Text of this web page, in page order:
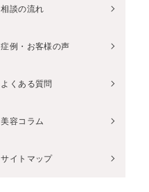
相談の流れ
症例・お客様の声
よくある質問
美容コラム
サイトマップ